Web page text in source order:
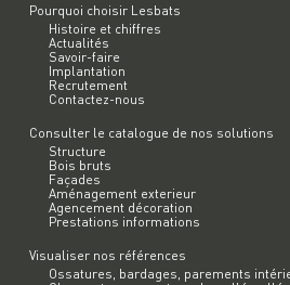
Pourquoi choisir Lesbats
Histoire et chiffres
Actualités
Savoir-faire
Implantation
Recrutement
Contactez-nous
Consulter le catalogue de nos solutions
Structure
Bois bruts
Façades
Aménagement exterieur
Agencement décoration
Prestations informations
Visualiser nos références
Ossatures, bardages, parements